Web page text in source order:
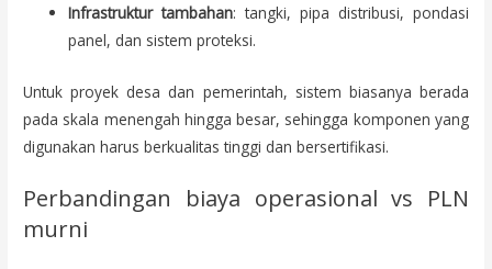
Infrastruktur tambahan: tangki, pipa distribusi, pondasi
panel, dan sistem proteksi.
Untuk proyek desa dan pemerintah, sistem biasanya berada
pada skala menengah hingga besar, sehingga komponen yang
digunakan harus berkualitas tinggi dan bersertifikasi.
Perbandingan biaya operasional vs PLN
murni